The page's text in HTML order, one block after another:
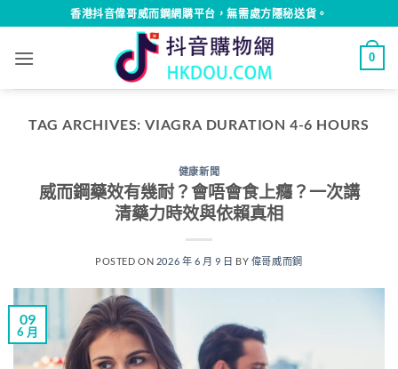
to
content
香港抖音偉哥威而鋼網購平台，無需處方隱秘送貨。
0
TAG ARCHIVES:VIAGRA DURATION 4-6 HOURS
健康新聞
威而鋼藥效有幾耐？會唔會食上癮？一次講
清藥力時效與依賴真相
POSTED ON 2026 年 6 月 9 日 BY 偉哥威而鋼
09
6 月